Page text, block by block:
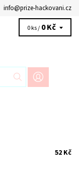
info@prize-hackovani.cz
0 ks / 0 Kč
52 Kč